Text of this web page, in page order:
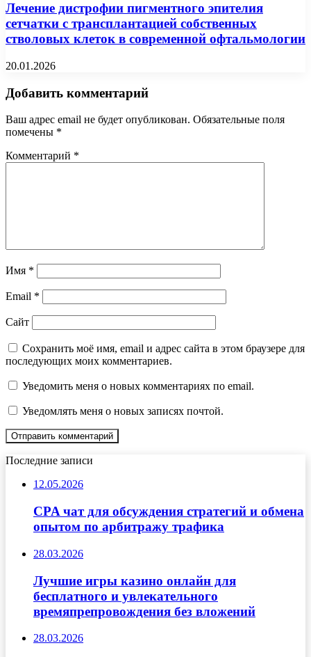
Лечение дистрофии пигментного эпителия
сетчатки с трансплантацией собственных
стволовых клеток в современной офтальмологии
20.01.2026
Добавить комментарий
Ваш адрес email не будет опубликован. Обязательные поля
помечены *
Комментарий *
Имя *
Email *
Сайт
Сохранить моё имя, email и адрес сайта в этом браузере для
последующих моих комментариев.
Уведомить меня о новых комментариях по email.
Уведомлять меня о новых записях почтой.
Последние записи
12.05.2026
CPA чат для обсуждения стратегий и обмена
опытом по арбитражу трафика
28.03.2026
Лучшие игры казино онлайн для
бесплатного и увлекательного
времяпрепровождения без вложений
28.03.2026